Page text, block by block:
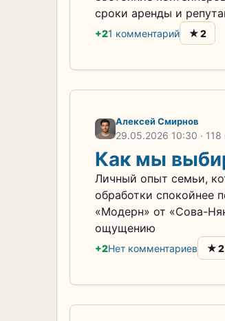
сроки аренды и
+21 комментарий ★2
Алексей Смирнов
29.05.2026 10:30 ·
Как мы
Личный опыт семьи,
обработки спокойнее
«Модерн» от «Сова-
ощущению
+2Нет комментариев ★2